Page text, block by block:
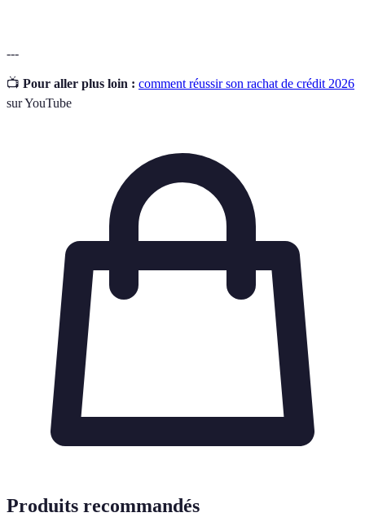
---
📺 Pour aller plus loin : comment réussir son rachat de crédit 2026
sur YouTube
Produits recommandés